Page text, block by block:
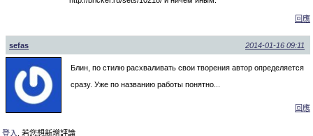
回應
sefas 2014-01-16 09:11
Блин, по стилю расхваливать свои творения автор определяется
сразу. Уже по названию работы понятно...
回應
登入 , 若您想新增評論